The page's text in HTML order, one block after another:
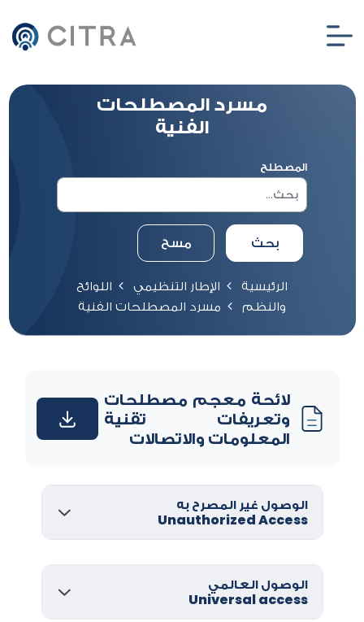
مسرد المصطلحات
الفنية
المصطلح
الرئيسية الإطار التنظيمي
اللوائح
والنظم
مسرد المصطلحات الفنية
لائحة معجم مصطلحات
وتعريفات تقنية
المعلومات والاتصالات
الوصول غير المصرح به
Unauthorized Access
الوصول العالمي
Universal access